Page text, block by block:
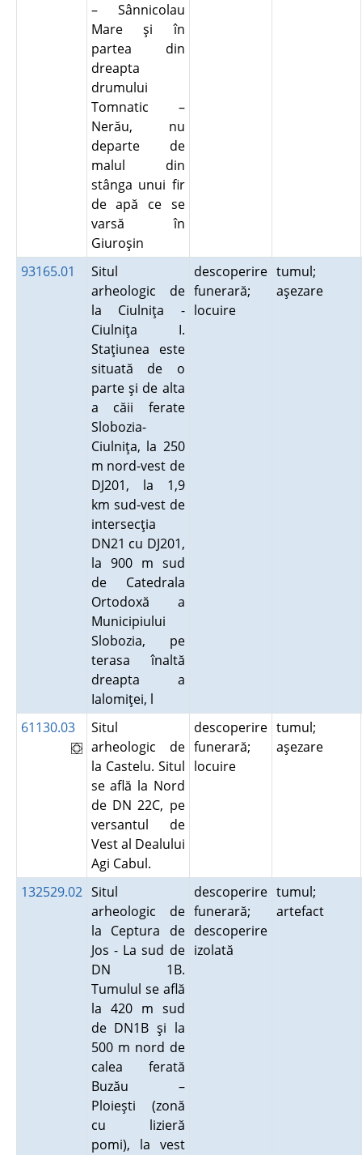
– Sânnicolau
Mare şi în
partea din
dreapta
drumului
Tomnatic –
Nerău, nu
departe de
malul din
stânga unui fir
de apă ce se
varsă în
Giuroşin
93165.01
Situl
arheologic de
la Ciulniţa -
Ciulniţa I.
Staţiunea este
situată de o
parte şi de alta
a căii ferate
Slobozia-
Ciulniţa, la 250
m nord-vest de
DJ201, la 1,9
km sud-vest de
intersecţia
DN21 cu DJ201,
la 900 m sud
de Catedrala
Ortodoxă a
Municipiului
Slobozia, pe
terasa înaltă
dreapta a
Ialomiţei, l
descoperire
funerară;
locuire
tumul;
aşezare
61130.03
Situl
arheologic de
la Castelu. Situl
se află la Nord
de DN 22C, pe
versantul de
Vest al Dealului
Agi Cabul.
descoperire
funerară;
locuire
tumul;
aşezare
132529.02 Situl
arheologic de
la Ceptura de
Jos - La sud de
DN 1B.
Tumulul se află
la 420 m sud
de DN1B şi la
500 m nord de
calea ferată
Buzău –
Ploieşti (zonă
cu lizieră
pomi), la vest
descoperire
funerară;
descoperire
izolată
tumul;
artefact